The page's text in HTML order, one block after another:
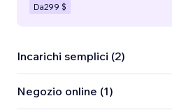
Da299 $
Incarichi semplici (2)
Negozio online (1)